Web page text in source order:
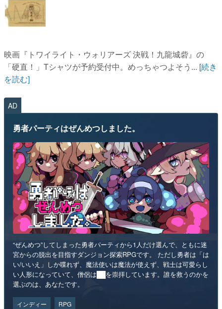
映画『トワイライト・ウォリアーズ 決戦！九龍城砦』の
「硬直！」Tシャツが予約受付中。めっちゃつよそう... [続き
を読む]
AD
勇者パーティはぜんめつしました。
“ぜんめつ”してしまった勇者パーティから1人だけ選んで、ともに迷
宮からの脱出を目指すダンジョン探索RPGです。 ただし勇者は「は
い/いいえ」しか喋れず、魔法使いは魔法が使えず、戦士は可愛らし
い人形になっていて、僧侶は██を崇拝しています。誰を救うのかを
選ぶのは、あなたです。
インディー RPG